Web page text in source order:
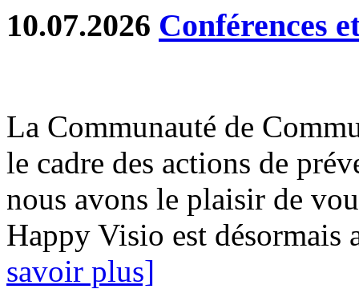
10.07.2026 Conférences
La Communauté de
le cadre des actions de
nous avons le plaisir de
Happy Visio est désormais
savoir plus]